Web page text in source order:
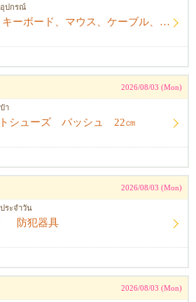
อุปกรณ์
28. モニター、キーボード、マウス、ケーブル、アームレスト一式
2026/08/03 (Mon)
า
トシューズ バッシュ 22㎝
2026/08/03 (Mon)
ระจำวัน
防犯器具
2026/08/03 (Mon)